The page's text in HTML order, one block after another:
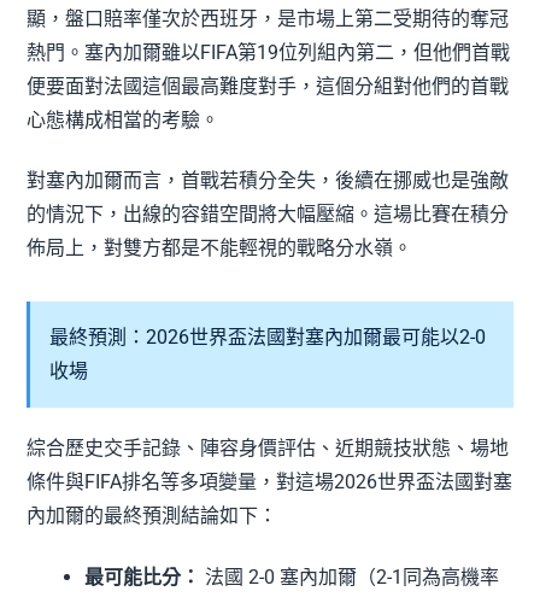
顯，盤口賠率僅次於西班牙，是市場上第二受期待的奪冠
熱門。塞內加爾雖以FIFA第19位列組內第二，但他們首戰
便要面對法國這個最高難度對手，這個分組對他們的首戰
心態構成相當的考驗。
對塞內加爾而言，首戰若積分全失，後續在挪威也是強敵
的情況下，出線的容錯空間將大幅壓縮。這場比賽在積分
佈局上，對雙方都是不能輕視的戰略分水嶺。
最終預測：2026世界盃法國對塞內加爾最可能以2-0
收場
綜合歷史交手記錄、陣容身價評估、近期競技狀態、場地
條件與FIFA排名等多項變量，對這場2026世界盃法國對塞
內加爾的最終預測結論如下：
最可能比分： 法國 2-0 塞內加爾（2-1同為高機率